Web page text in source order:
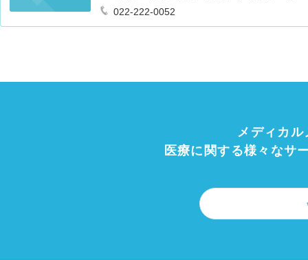
022-222-0052
メディカ
医療に関する様々なサ